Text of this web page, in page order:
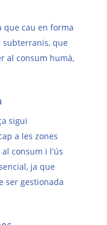
que cau en forma
que
al consum humà,
sigui
a les zones
consum i l'ús
ja que
ser gestionada